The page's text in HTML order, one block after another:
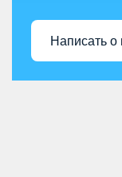
Написать